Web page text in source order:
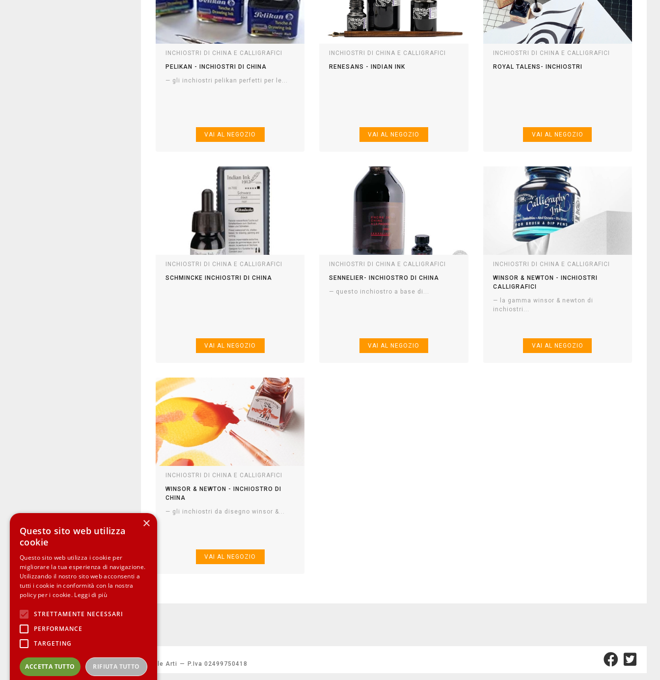
INCHIOSTRI DI CHINA E CALLIGRAFICI
PELIKAN - INCHIOSTRI DI CHINA
— gli inchiostri pelikan perfetti per le...
INCHIOSTRI DI CHINA E CALLIGRAFICI
RENESANS - INDIAN INK
INCHIOSTRI DI CHINA E CALLIGRAFICI
ROYAL TALENS- INCHIOSTRI
INCHIOSTRI DI CHINA E CALLIGRAFICI
SCHMINCKE INCHIOSTRI DI CHINA
INCHIOSTRI DI CHINA E CALLIGRAFICI
SENNELIER- INCHIOSTRO DI CHINA
— questo inchiostro a base di...
INCHIOSTRI DI CHINA E CALLIGRAFICI
WINSOR & NEWTON - INCHIOSTRI
CALLIGRAFICI
— la gamma winsor & newton di
inchiostri...
INCHIOSTRI DI CHINA E CALLIGRAFICI
WINSOR & NEWTON - INCHIOSTRO DI
CHINA
— gli inchiostri da disegno winsor &...
AMICUCCI
Vendita online di materiali e colori per Belle Arti — P.Iva 02499750418
×
Questo sito web utilizza
cookie
Questo sito web utilizza i cookie per
migliorare la tua esperienza di navigazione.
Utilizzando il nostro sito web acconsenti a
tutti i cookie in conformità con la nostra
policy per i cookie. Leggi di più
STRETTAMENTE NECESSARI
PERFORMANCE
TARGETING
ACCETTA TUTTO RIFIUTA TUTTO